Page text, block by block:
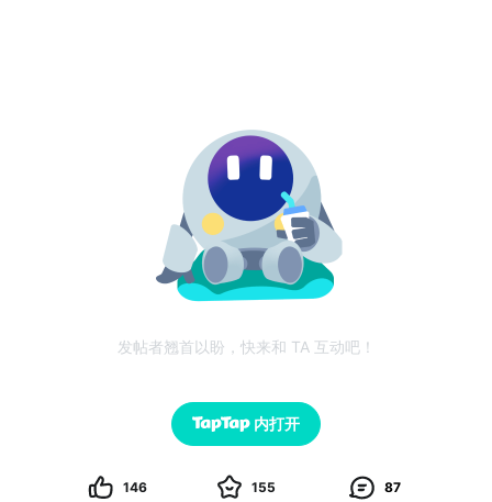
发帖者翘首以盼，快来和 TA 互动吧！
146 155 87
内打开